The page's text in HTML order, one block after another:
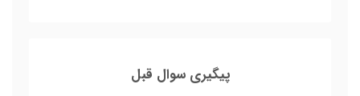
پیگیری سوال قبل